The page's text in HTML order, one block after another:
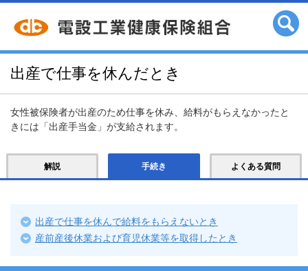
出産で仕事を休んだとき
女性被保険者が出産のため仕事を休み、給料がもらえなかったと
きには「出産手当金」が支給されます。
解説 手続き よくある質問
出産で仕事を休んで給料をもらえないとき
産前産後休業および育児休業等を取得したとき